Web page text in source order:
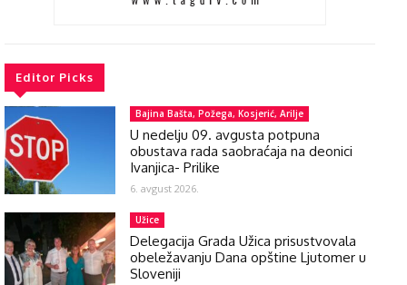
Editor Picks
Bajina Bašta, Požega, Kosjerić, Arilje
U nedelju 09. avgusta potpuna
obustava rada saobraćaja na deonici
Ivanjica- Prilike
6. avgust 2026.
Užice
Delegacija Grada Užica prisustvovala
obeležavanju Dana opštine Ljutomer u
Sloveniji